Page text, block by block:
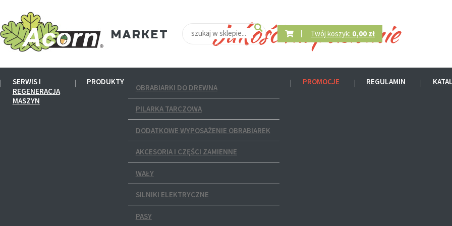
Twój koszyk: 0,00 zł
SERWIS I
REGENERACJA
MASZYN
PRODUKTY
OBRABIARKI DO DREWNA
PILARKA TARCZOWA
DODATKOWE WYPOSAŻENIE OBRABIAREK
AKCESORIA I CZĘŚCI ZAMIENNE
WAŁY
SILNIKI ELEKTRYCZNE
PASY
PROMOCJE REGULAMIN